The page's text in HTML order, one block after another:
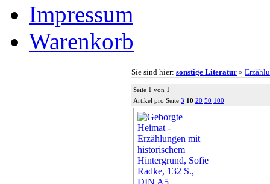
Impressum
Warenkorb
Sie sind hier: sonstige Literatur »
Seite 1 von 1
Artikel pro Seite 3 10 20 50 100